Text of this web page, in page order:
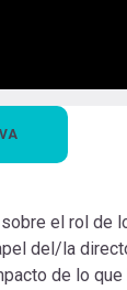
el rol
del/la
de lo